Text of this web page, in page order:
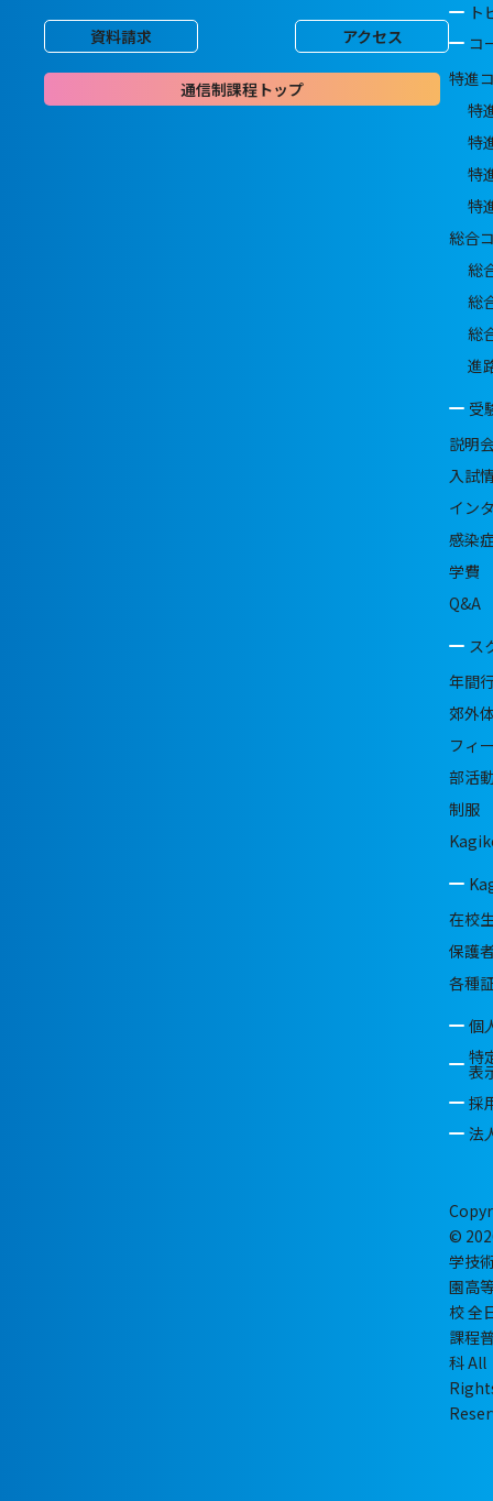
資料請求 アクセス
通信制課程トップ
ト
コ
特進
特
特
特
特
総合
総
総
総
進
受
説明
入試
イン
感染
学費
Q&A
ス
年間
郊外
フィ
部活
制服
在校
保護
各種
個
特
表
採
法
©
学技
園高
校 全
課程
科 All